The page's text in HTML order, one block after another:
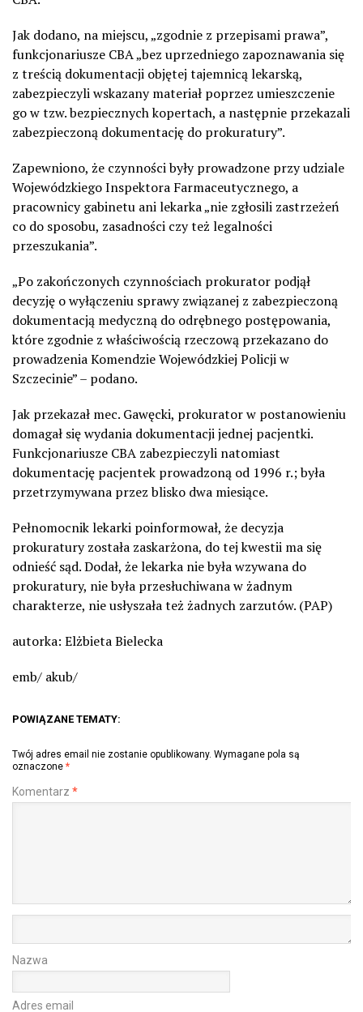
Jak dodano, na miejscu, „zgodnie z przepisami prawa”,
funkcjonariusze CBA „bez uprzedniego zapoznawania się
z treścią dokumentacji objętej tajemnicą lekarską,
zabezpieczyli wskazany materiał poprzez umieszczenie
go w tzw. bezpiecznych kopertach, a następnie przekazali
zabezpieczoną dokumentację do prokuratury”.
Zapewniono, że czynności były prowadzone przy udziale
Wojewódzkiego Inspektora Farmaceutycznego, a
pracownicy gabinetu ani lekarka „nie zgłosili zastrzeżeń
co do sposobu, zasadności czy też legalności
przeszukania”.
„Po zakończonych czynnościach prokurator podjął
decyzję o wyłączeniu sprawy związanej z zabezpieczoną
dokumentacją medyczną do odrębnego postępowania,
które zgodnie z właściwością rzeczową przekazano do
prowadzenia Komendzie Wojewódzkiej Policji w
Szczecinie” – podano.
Jak przekazał mec. Gawęcki, prokurator w postanowieniu
domagał się wydania dokumentacji jednej pacjentki.
Funkcjonariusze CBA zabezpieczyli natomiast
dokumentację pacjentek prowadzoną od 1996 r.; była
przetrzymywana przez blisko dwa miesiące.
Pełnomocnik lekarki poinformował, że decyzja
prokuratury została zaskarżona, do tej kwestii ma się
odnieść sąd. Dodał, że lekarka nie była wzywana do
prokuratury, nie była przesłuchiwana w żadnym
charakterze, nie usłyszała też żadnych zarzutów. (PAP)
autorka: Elżbieta Bielecka
emb/ akub/
POWIĄZANE TEMATY:
Twój adres email nie zostanie opublikowany. Wymagane pola są
oznaczone *
Komentarz *
Nazwa
Adres email